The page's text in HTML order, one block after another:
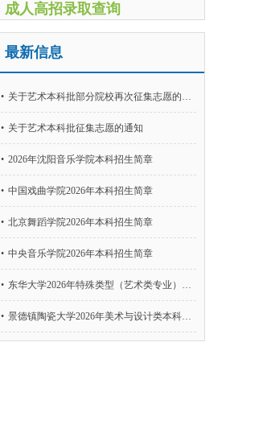
成人高招录取查询
研究生考试成绩查询
教师资格考试
NCRE报名系统
最新信息
• 关于艺术本科批部分院校再次征集志愿的通知
• 关于艺术本科批征集志愿的通知
• 2026年沈阳音乐学院本科招生简章
• 中国戏曲学院2026年本科招生简章
• 北京舞蹈学院2026年本科招生简章
• 中央音乐学院2026年本科招生简章
• 东华大学2026年特殊类型（艺术类专业）考试招生工作方案
• 景德镇陶瓷大学2026年美术与设计类本科专业招生简章